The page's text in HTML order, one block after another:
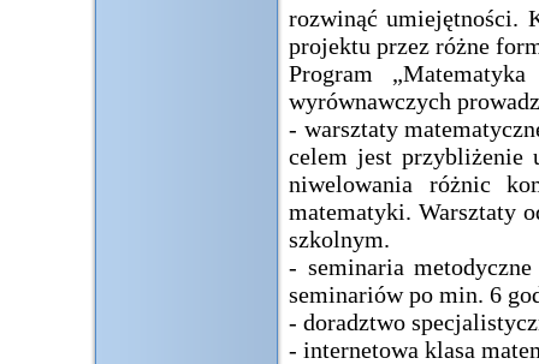
rozwinąć umiejętności.
projektu przez różne
Program
wyrównawczych
- warsztaty
celem jest przybliżenie
niwelowania różnic
matematyki. Warsztaty
szkolnym.
- seminaria
seminariów po min. 6
- doradztwo
- internetowa klasa